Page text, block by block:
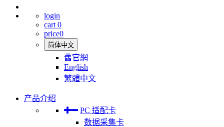
login
cart 0
price0
简体中文
舊官網
English
繁體中文
产品介绍
PC 适配卡
数据采集卡